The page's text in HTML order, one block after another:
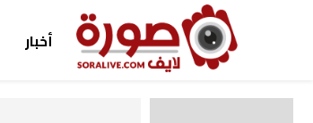
أخبار